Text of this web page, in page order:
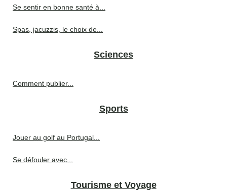
Se sentir en bonne santé à...
Spas, jacuzzis, le choix de...
Sciences
Comment publier...
Sports
Jouer au golf au Portugal...
Se défouler avec...
Tourisme et Voyage